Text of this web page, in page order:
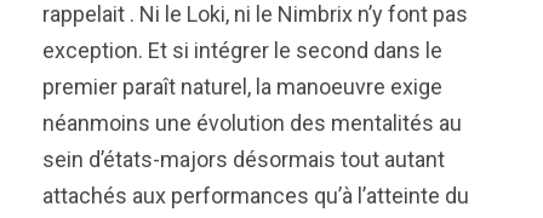
rappelait . Ni le Loki, ni le Nimbrix n’y font pas
exception. Et si intégrer le second dans le
premier paraît naturel, la manoeuvre exige
néanmoins une évolution des mentalités au
sein d’états-majors désormais tout autant
attachés aux performances qu’à l’atteinte du